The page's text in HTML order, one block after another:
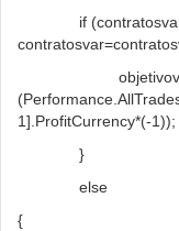
if
1].ProfitCurrency*(-1));
else
{